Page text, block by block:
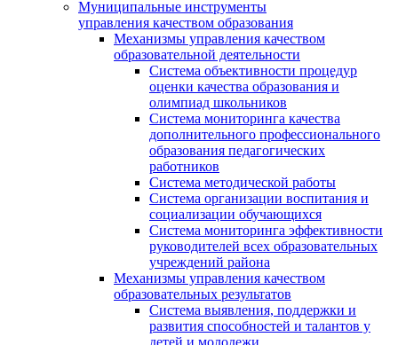
Муниципальные инструменты
управления качеством образования
Механизмы управления качеством
образовательной деятельности
Система объективности процедур
оценки качества образования и
олимпиад школьников
Система мониторинга качества
дополнительного профессионального
образования педагогических
работников
Система методической работы
Система организации воспитания и
социализации обучающихся
Система мониторинга эффективности
руководителей всех образовательных
учреждений района
Механизмы управления качеством
образовательных результатов
Система выявления, поддержки и
развития способностей и талантов у
детей и молодежи